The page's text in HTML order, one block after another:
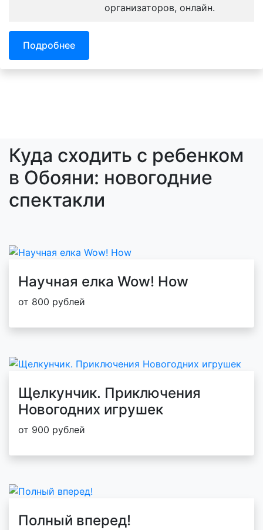
организаторов, онлайн.
Подробнее
Куда сходить с ребенком
в Обояни: новогодние
спектакли
Научная елка Wow! How
от 800 рублей
Щелкунчик. Приключения
Новогодних игрушек
от 900 рублей
Полный вперед!